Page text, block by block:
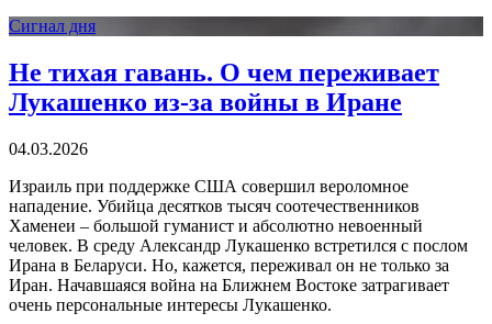
Сигнал дня
Не тихая гавань. О чем переживает
Лукашенко из-за войны в Иране
04.03.2026
Израиль при поддержке США совершил вероломное
нападение. Убийца десятков тысяч соотечественников
Хаменеи – большой гуманист и абсолютно невоенный
человек. В среду Александр Лукашенко встретился с послом
Ирана в Беларуси. Но, кажется, переживал он не только за
Иран. Начавшаяся война на Ближнем Востоке затрагивает
очень персональные интересы Лукашенко.